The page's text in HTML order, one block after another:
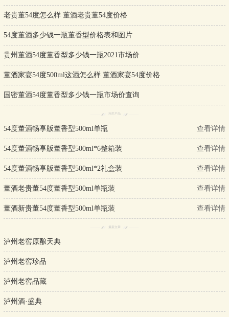
老贵董54度怎么样 董酒老贵董54度价格
54度董酒多少钱一瓶董香型价格表和图片
贵州董酒54度董香型多少钱一瓶2021市场价
董酒家宴54度500ml这酒怎么样 董酒家宴54度价格
国密董酒54度董香型多少钱一瓶市场价查询
相关产品
54度董酒畅享版董香型500ml单瓶 查看详情
54度董酒畅享版董香型500ml*6整箱装 查看详情
54度董酒畅享版董香型500ml*2礼盒装 查看详情
董酒老贵董54度董香型500ml单瓶装 查看详情
董酒新贵董54度董香型500ml单瓶装 查看详情
最新文章
泸州老窖原酿天典
泸州老窖珍品
泸州老窖品藏
泸州酒·盛典